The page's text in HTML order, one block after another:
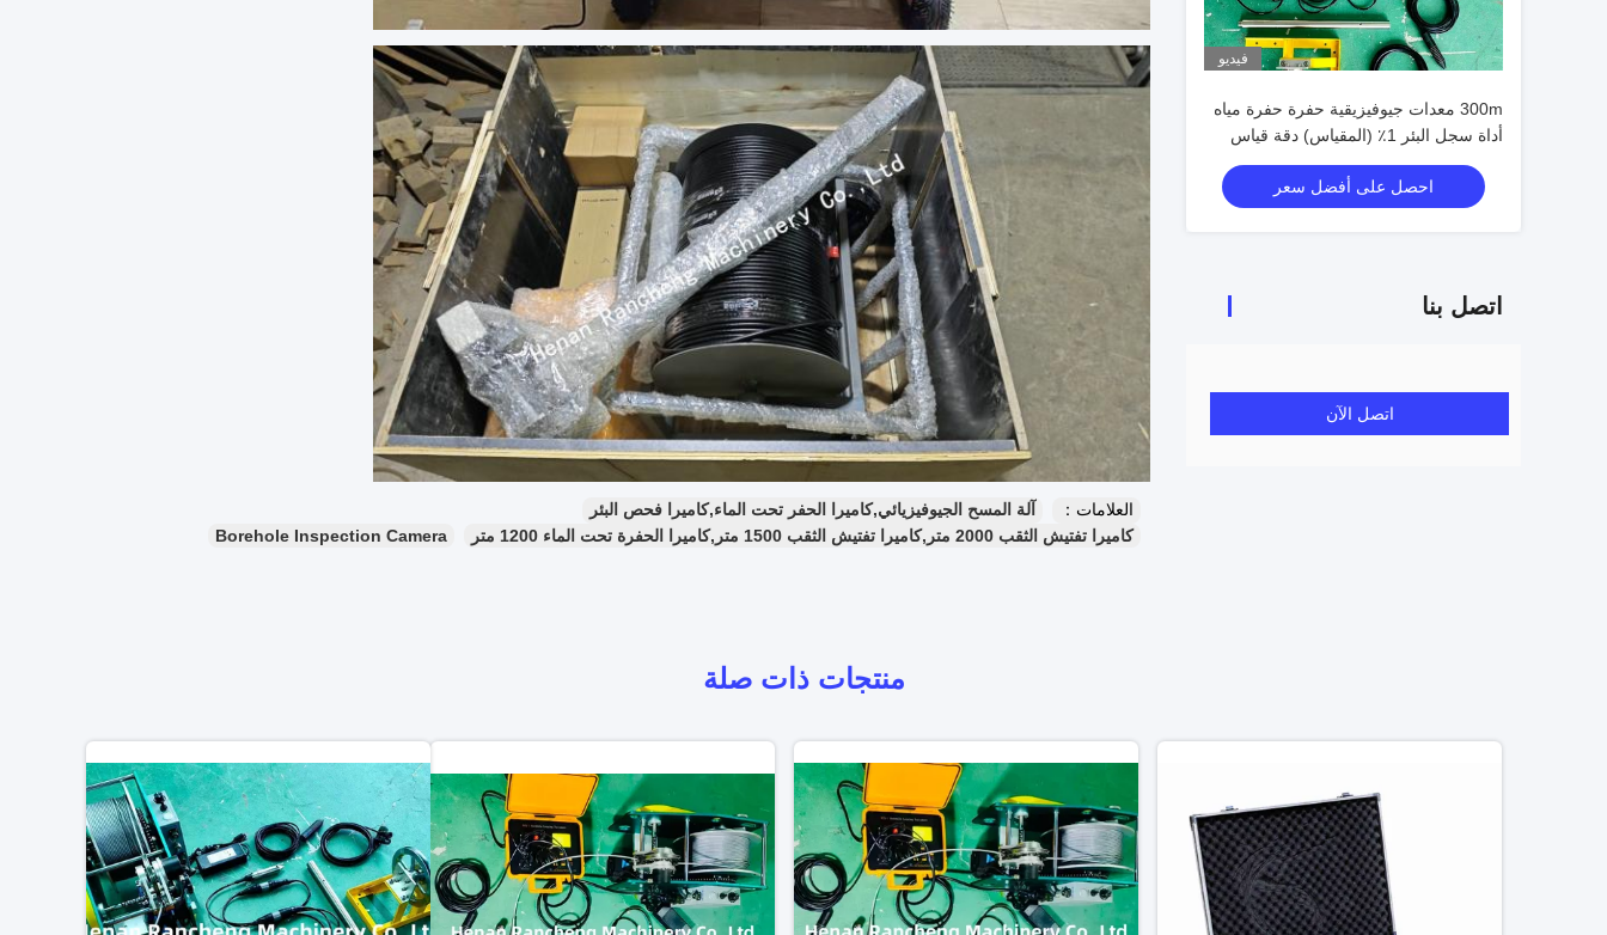
فيديو
300m معدات جيوفيزيقية حفرة حفرة مياه
أداة سجل البئر 1٪ (المقياس) دقة قياس
المقاومة الظاهرة
احصل على أفضل سعر
اتصل بنا
اتصل الآن
العلامات：
آلة المسح الجيوفيزيائي,كاميرا الحفر تحت الماء,كاميرا فحص البئر
كاميرا تفتيش الثقب 2000 متر,كاميرا تفتيش الثقب 1500 متر,كاميرا الحفرة تحت الماء 1200 متر
Borehole Inspection Camera
منتجات ذات صلة